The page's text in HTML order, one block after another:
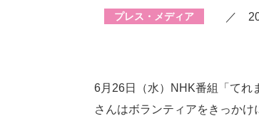
プレス・メディア ／
6月26日（水）NHK番組「てれ
さんはボランティアをきっか